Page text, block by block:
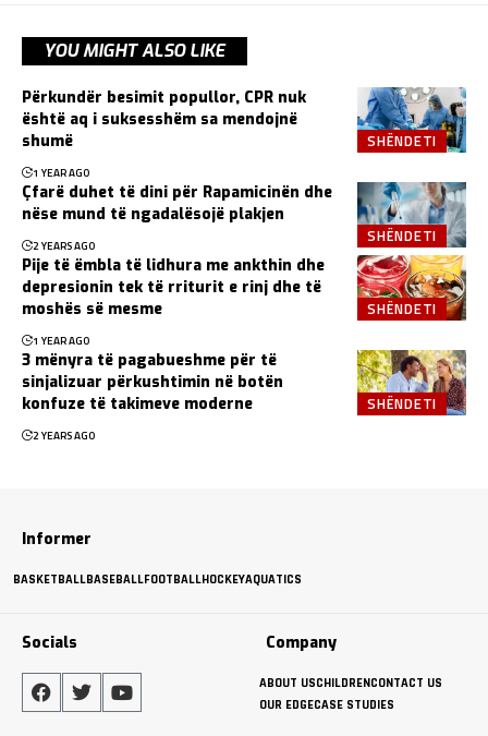
YOU MIGHT ALSO LIKE
SHËNDETI
Përkundër besimit popullor, CPR nuk
është aq i suksesshëm sa mendojnë
shumë
1 YEAR AGO
SHËNDETI
Çfarë duhet të dini për Rapamicinën dhe
nëse mund të ngadalësojë plakjen
2 YEARS AGO
SHËNDETI
Pije të ëmbla të lidhura me ankthin dhe
depresionin tek të rriturit e rinj dhe të
moshës së mesme
1 YEAR AGO
SHËNDETI
3 mënyra të pagabueshme për të
sinjalizuar përkushtimin në botën
konfuze të takimeve moderne
2 YEARS AGO
Informer
BASKETBALLBASEBALLFOOTBALLHOCKEYAQUATICS
Socials Company
ABOUT USCHILDRENCONTACT US
OUR EDGECASE STUDIES